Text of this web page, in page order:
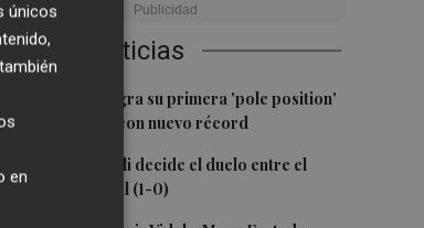
Noticias
Jorge Martín logra su primera 'pole position'
en Silverstone, con nuevo récord
Un gol de Bardeli decide el duelo entre el
Levante y su filial (1-0)
únicos
también
en